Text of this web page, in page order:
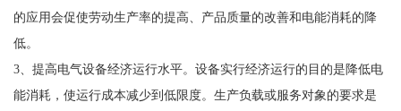
的应用会促使劳动生产率的提高、产品质量的改善和电能消耗的降
低。
3、提高电气设备经济运行水平。设备实行经济运行的目的是降低电
能消耗，使运行成本减少到低限度。生产负载或服务对象的要求是